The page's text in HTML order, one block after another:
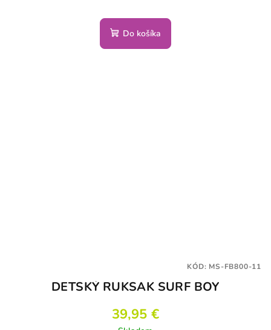
Do košíka
DETSKÝ RUKSAK SURF BOY
39,95 €
KÓD: MS-FB800-11